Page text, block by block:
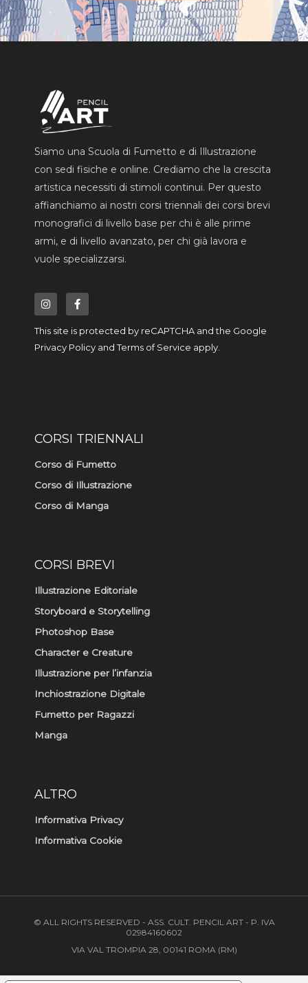
Siamo una Scuola di Fumetto e di Illustrazione
con sedi fisiche e online. Crediamo che la crescita
artistica necessiti di stimoli continui. Per questo
affianchiamo ai nostri corsi triennali dei corsi brevi
monografici di livello base per chi è alle prime
armi, e di livello avanzato, per chi già lavora e
vuole specializzarsi.
n
s
t
a
g
r
a
c
e
o
o
This site is protected by reCAPTCHA and the Google
Privacy Policy andTerms of Service apply.
CORSI TRIENNALI
Corso di Fumetto
Corso di Illustrazione
Corso di Manga
CORSI BREVI
Illustrazione Editoriale
Storyboard e Storytelling
Photoshop Base
Character e Creature
Illustrazione per l’infanzia
Inchiostrazione Digitale
Fumetto per Ragazzi
Manga
ALTRO
Informativa Privacy
Informativa Cookie
© ALL RIGHTS RESERVED - ASS. CULT. PENCIL ART - P. IVA
02984160602
VIA VAL TROMPIA 28, 00141 ROMA (RM)